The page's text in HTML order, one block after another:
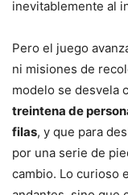
inevitablemente al
Pero el juego
ni misiones de
modelo se desvela
treintena de
filas, y que para
por una serie de
cambio. Lo curioso